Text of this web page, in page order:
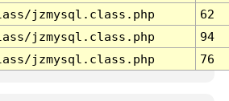
jzmysql.class.php
62
jzmysql.class.php
94
jzmysql.class.php 76